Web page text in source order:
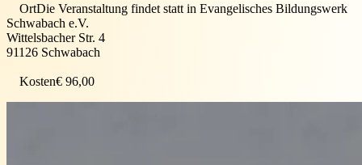
OrtDie Veranstaltung findet statt in Evangelisches Bildungswerk
Schwabach e.V.
Wittelsbacher Str. 4
91126 Schwabach
Kosten€ 96,00